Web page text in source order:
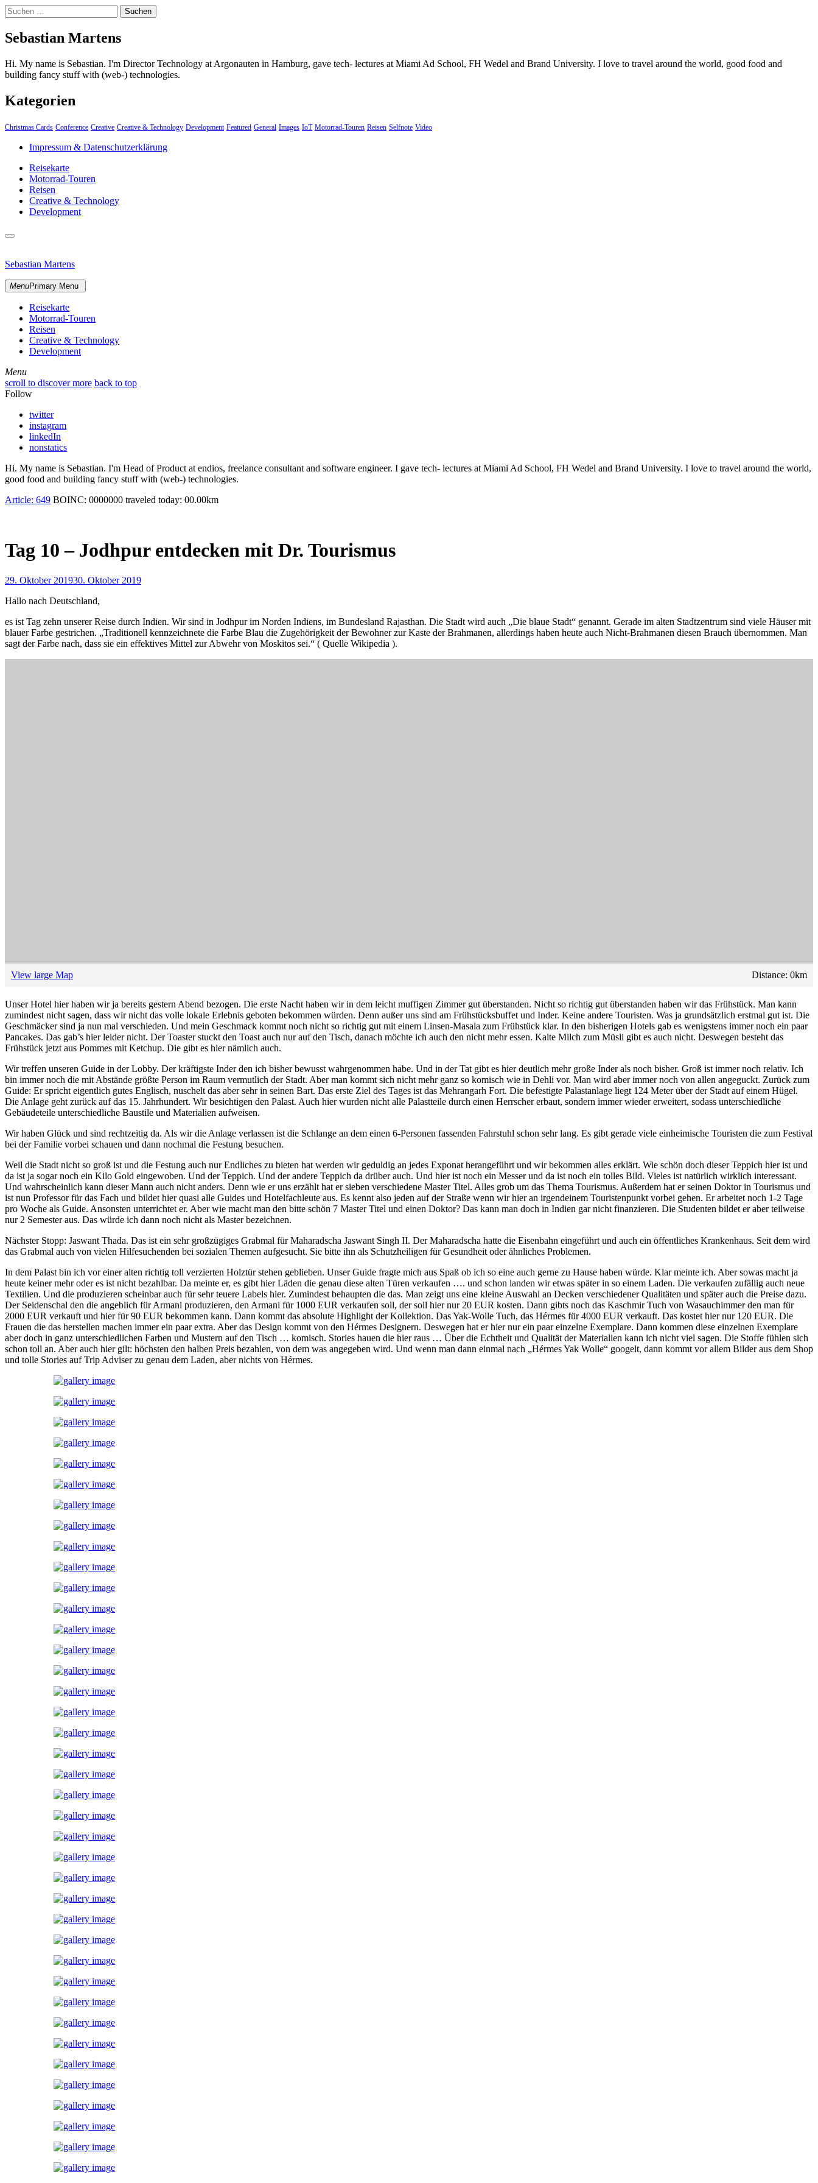
Suchen
nach:
Sebastian Martens
Hi. My name is Sebastian. I'm Director Technology at Argonauten in Hamburg, gave tech- lectures at Miami Ad School, FH Wedel and Brand University. I love to travel around the world, good food and
building fancy stuff with (web-) technologies.
Kategorien
Christmas Cards Conference Creative Creative & Technology Development Featured General Images IoT Motorrad-Touren Reisen Selfnote Video
Impressum & Datenschutzerklärung
Reisekarte
Motorrad-Touren
Reisen
Creative & Technology
Development
close
content
Sebastian Martens
MenuPrimary Menu
Reisekarte
Motorrad-Touren
Reisen
Creative & Technology
Development
Menu
Menu
scroll to discover more back to top
Follow
twitter
instagram
linkedIn
nonstatics
Hi. My name is Sebastian. I'm Head of Product at endios, freelance consultant and software engineer. I gave tech- lectures at Miami Ad School, FH Wedel and Brand University. I love to travel around the world,
good food and building fancy stuff with (web-) technologies.
Article: 649 BOINC: 0000000 traveled today: 00.00km
Tag 10 – Jodhpur entdecken mit Dr. Tourismus
29. Oktober 201930. Oktober 2019
Hallo nach Deutschland,
es ist Tag zehn unserer Reise durch Indien. Wir sind in Jodhpur im Norden Indiens, im Bundesland Rajasthan. Die Stadt wird auch „Die blaue Stadt“ genannt. Gerade im alten Stadtzentrum sind viele Häuser mit
blauer Farbe gestrichen. „Traditionell kennzeichnete die Farbe Blau die Zugehörigkeit der Bewohner zur Kaste der Brahmanen, allerdings haben heute auch Nicht-Brahmanen diesen Brauch übernommen. Man
sagt der Farbe nach, dass sie ein effektives Mittel zur Abwehr von Moskitos sei.“ ( Quelle Wikipedia ).
View large Map Distance: 0km
Unser Hotel hier haben wir ja bereits gestern Abend bezogen. Die erste Nacht haben wir in dem leicht muffigen Zimmer gut überstanden. Nicht so richtig gut überstanden haben wir das Frühstück. Man kann
zumindest nicht sagen, dass wir nicht das volle lokale Erlebnis geboten bekommen würden. Denn außer uns sind am Frühstücksbuffet und Inder. Keine andere Touristen. Was ja grundsätzlich erstmal gut ist. Die
Geschmäcker sind ja nun mal verschieden. Und mein Geschmack kommt noch nicht so richtig gut mit einem Linsen-Masala zum Frühstück klar. In den bisherigen Hotels gab es wenigstens immer noch ein paar
Pancakes. Das gab’s hier leider nicht. Der Toaster stuckt den Toast auch nur auf den Tisch, danach möchte ich auch den nicht mehr essen. Kalte Milch zum Müsli gibt es auch nicht. Deswegen besteht das
Frühstück jetzt aus Pommes mit Ketchup. Die gibt es hier nämlich auch.
Wir treffen unseren Guide in der Lobby. Der kräftigste Inder den ich bisher bewusst wahrgenommen habe. Und in der Tat gibt es hier deutlich mehr große Inder als noch bisher. Groß ist immer noch relativ. Ich
bin immer noch die mit Abstände größte Person im Raum vermutlich der Stadt. Aber man kommt sich nicht mehr ganz so komisch wie in Dehli vor. Man wird aber immer noch von allen angeguckt. Zurück zum
Guide: Er spricht eigentlich gutes Englisch, nuschelt das aber sehr in seinen Bart. Das erste Ziel des Tages ist das Mehrangarh Fort. Die befestigte Palastanlage liegt 124 Meter über der Stadt auf einem Hügel.
Die Anlage geht zurück auf das 15. Jahrhundert. Wir besichtigen den Palast. Auch hier wurden nicht alle Palastteile durch einen Herrscher erbaut, sondern immer wieder erweitert, sodass unterschiedliche
Gebäudeteile unterschiedliche Baustile und Materialien aufweisen.
Wir haben Glück und sind rechtzeitig da. Als wir die Anlage verlassen ist die Schlange an dem einen 6-Personen fassenden Fahrstuhl schon sehr lang. Es gibt gerade viele einheimische Touristen die zum Festival
bei der Familie vorbei schauen und dann nochmal die Festung besuchen.
Weil die Stadt nicht so groß ist und die Festung auch nur Endliches zu bieten hat werden wir geduldig an jedes Exponat herangeführt und wir bekommen alles erklärt. Wie schön doch dieser Teppich hier ist und
da ist ja sogar noch ein Kilo Gold eingewoben. Und der Teppich. Und der andere Teppich da drüber auch. Und hier ist noch ein Messer und da ist noch ein tolles Bild. Vieles ist natürlich wirklich interessant.
Und wahrscheinlich kann dieser Mann auch nicht anders. Denn wie er uns erzählt hat er sieben verschiedene Master Titel. Alles grob um das Thema Tourismus. Außerdem hat er seinen Doktor in Tourismus und
ist nun Professor für das Fach und bildet hier quasi alle Guides und Hotelfachleute aus. Es kennt also jeden auf der Straße wenn wir hier an irgendeinem Touristenpunkt vorbei gehen. Er arbeitet noch 1-2 Tage
pro Woche als Guide. Ansonsten unterrichtet er. Aber wie macht man den bitte schön 7 Master Titel und einen Doktor? Das kann man doch in Indien gar nicht finanzieren. Die Studenten bildet er aber teilweise
nur 2 Semester aus. Das würde ich dann noch nicht als Master bezeichnen.
Nächster Stopp: Jaswant Thada. Das ist ein sehr großzügiges Grabmal für Maharadscha Jaswant Singh II. Der Maharadscha hatte die Eisenbahn eingeführt und auch ein öffentliches Krankenhaus. Seit dem wird
das Grabmal auch von vielen Hilfesuchenden bei sozialen Themen aufgesucht. Sie bitte ihn als Schutzheiligen für Gesundheit oder ähnliches Problemen.
In dem Palast bin ich vor einer alten richtig toll verzierten Holztür stehen geblieben. Unser Guide fragte mich aus Spaß ob ich so eine auch gerne zu Hause haben würde. Klar meinte ich. Aber sowas macht ja
heute keiner mehr oder es ist nicht bezahlbar. Da meinte er, es gibt hier Läden die genau diese alten Türen verkaufen …. und schon landen wir etwas später in so einem Laden. Die verkaufen zufällig auch neue
Textilien. Und die produzieren scheinbar auch für sehr teuere Labels hier. Zumindest behaupten die das. Man zeigt uns eine kleine Auswahl an Decken verschiedener Qualitäten und später auch die Preise dazu.
Der Seidenschal den die angeblich für Armani produzieren, den Armani für 1000 EUR verkaufen soll, der soll hier nur 20 EUR kosten. Dann gibts noch das Kaschmir Tuch von Wasauchimmer den man für
2000 EUR verkauft und hier für 90 EUR bekommen kann. Dann kommt das absolute Highlight der Kollektion. Das Yak-Wolle Tuch, das Hérmes für 4000 EUR verkauft. Das kostet hier nur 120 EUR. Die
Frauen die das herstellen machen immer ein paar extra. Aber das Design kommt von den Hérmes Designern. Deswegen hat er hier nur ein paar einzelne Exemplare. Dann kommen diese einzelnen Exemplare
aber doch in ganz unterschiedlichen Farben und Mustern auf den Tisch … komisch. Stories hauen die hier raus … Über die Echtheit und Qualität der Materialien kann ich nicht viel sagen. Die Stoffe fühlen sich
schon toll an. Aber auch hier gilt: höchsten den halben Preis bezahlen, von dem was angegeben wird. Und wenn man dann einmal nach „Hérmes Yak Wolle“ googelt, dann kommt vor allem Bilder aus dem Shop
und tolle Stories auf Trip Adviser zu genau dem Laden, aber nichts von Hérmes.